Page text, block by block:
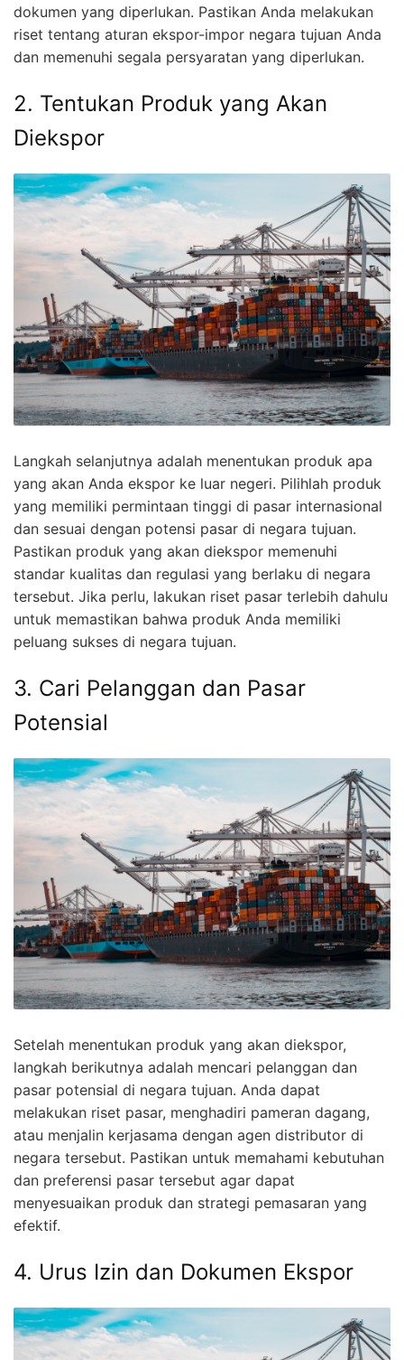
dokumen yang diperlukan. Pastikan Anda melakukan
riset tentang aturan ekspor-impor negara tujuan Anda
dan memenuhi segala persyaratan yang diperlukan.
2. Tentukan Produk yang Akan
Diekspor
Langkah selanjutnya adalah menentukan produk apa
yang akan Anda ekspor ke luar negeri. Pilihlah produk
yang memiliki permintaan tinggi di pasar internasional
dan sesuai dengan potensi pasar di negara tujuan.
Pastikan produk yang akan diekspor memenuhi
standar kualitas dan regulasi yang berlaku di negara
tersebut. Jika perlu, lakukan riset pasar terlebih dahulu
untuk memastikan bahwa produk Anda memiliki
peluang sukses di negara tujuan.
3. Cari Pelanggan dan Pasar
Potensial
Setelah menentukan produk yang akan diekspor,
langkah berikutnya adalah mencari pelanggan dan
pasar potensial di negara tujuan. Anda dapat
melakukan riset pasar, menghadiri pameran dagang,
atau menjalin kerjasama dengan agen distributor di
negara tersebut. Pastikan untuk memahami kebutuhan
dan preferensi pasar tersebut agar dapat
menyesuaikan produk dan strategi pemasaran yang
efektif.
4. Urus Izin dan Dokumen Ekspor